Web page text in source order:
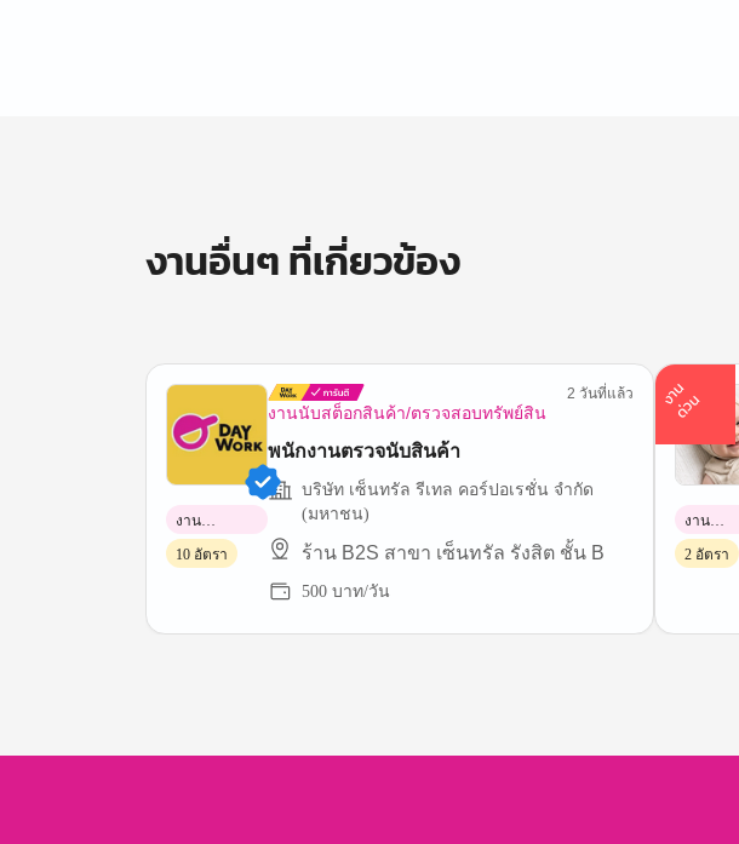
งานอื่นๆ ที่เกี่ยวข้อง
งานนับสต็อกสินค้า/ตรวจสอบทรัพย์สิน
2 วันที่แล้ว
พนักงานตรวจนับสินค้า
บริษัท เซ็นทรัล รีเทล คอร์ปอเรชั่น จำกัด
(มหาชน)
ร้าน B2S สาขา เซ็นทรัล รังสิต ชั้น B
500 บาท/วัน
งาน
พาร์ทไทม์
10 อัตรา
ง
า
น
ด่
ว
น
งาน
พาร์ทไทม์
2 อัตรา